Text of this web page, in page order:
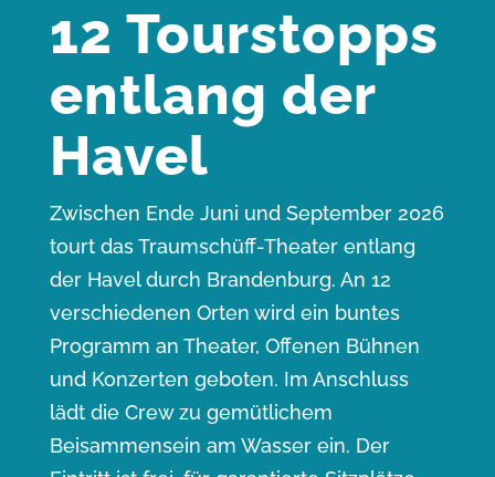
12 Tourstopps
entlang der
Havel
Zwischen Ende Juni und September 2026
tourt das Traumschüff-Theater entlang
der Havel durch Brandenburg. An 12
verschiedenen Orten wird ein buntes
Programm an Theater, Offenen Bühnen
und Konzerten geboten. Im Anschluss
lädt die Crew zu gemütlichem
Beisammensein am Wasser ein. Der